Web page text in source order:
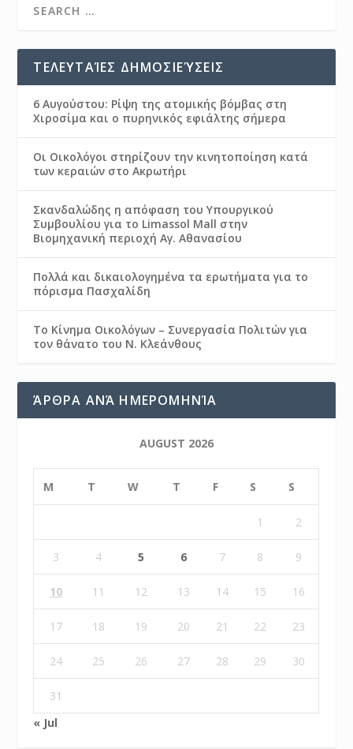
ΤΕΛΕΥΤΑΊΕΣ ΔΗΜΟΣΙΕΎΣΕΙΣ
6 Αυγούστου: Ρίψη της ατομικής βόμβας στη
Χιροσίμα και ο πυρηνικός εφιάλτης σήμερα
Οι Οικολόγοι στηρίζουν την κινητοποίηση κατά
των κεραιών στο Ακρωτήρι
Σκανδαλώδης η απόφαση του Υπουργικού
Συμβουλίου για το Limassol Mall στην
Βιομηχανική περιοχή Αγ. Αθανασίου
Πολλά και δικαιολογημένα τα ερωτήματα για το
πόρισμα Πασχαλίδη
Το Κίνημα Οικολόγων – Συνεργασία Πολιτών για
τον θάνατο του Ν. Κλεάνθους
ΆΡΘΡΑ ΑΝΆ ΗΜΕΡΟΜΗΝΊΑ
AUGUST 2026
M T W T F S S
1 2
3 4 5 6 7 8 9
10 11 12 13 14 15 16
17 18 19 20 21 22 23
24 25 26 27 28 29 30
31
« Jul